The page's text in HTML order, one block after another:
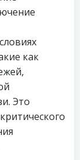
как
Это